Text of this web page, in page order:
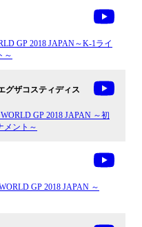
GP 2018 JAPAN～K-1ライ
～
グザコスティディス
GP 2018 JAPAN ～初
メント～
GP 2018 JAPAN ～